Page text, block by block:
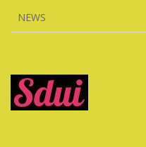
NEWS